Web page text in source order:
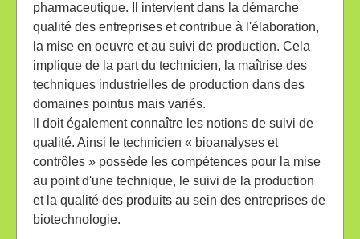
pharmaceutique. Il intervient dans la démarche
qualité des entreprises et contribue à l'élaboration,
la mise en oeuvre et au suivi de production. Cela
implique de la part du technicien, la maîtrise des
techniques industrielles de production dans des
domaines pointus mais variés.
Il doit également connaître les notions de suivi de
qualité. Ainsi le technicien « bioanalyses et
contrôles » possède les compétences pour la mise
au point d'une technique, le suivi de la production
et la qualité des produits au sein des entreprises de
biotechnologie.